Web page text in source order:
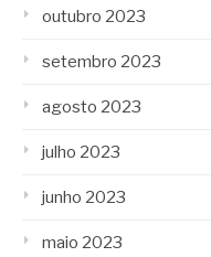
outubro 2023
setembro 2023
agosto 2023
julho 2023
junho 2023
maio 2023